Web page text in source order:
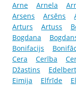
Arne
Arnela
Arsens
Arsēns
Arturs
Artuss
Bogdana
Bonifacijs
Cera
Cerība
Džastins
Eimija
Elfrīde